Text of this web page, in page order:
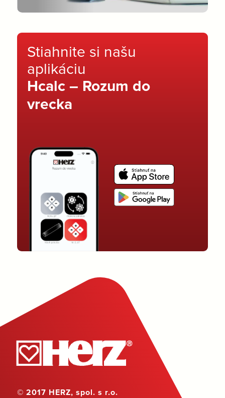
Stiahnite si našu
aplikáciu
Hcalc – Rozum do
vrecka
© 2017 HERZ, spol. s r.o.